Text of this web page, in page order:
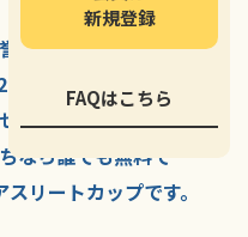
新規登録
FAQはこちら
会長を務める、野球の
年に
る唯一の野球大会。
なら誰でも無料で
スリートカップです。